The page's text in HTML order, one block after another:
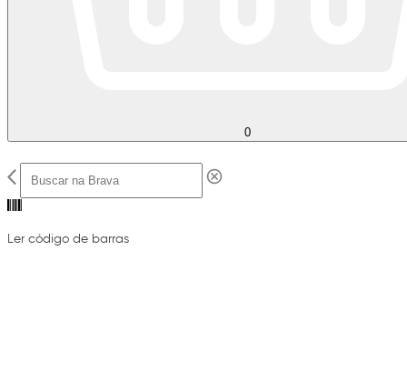
0
Ler código de barras